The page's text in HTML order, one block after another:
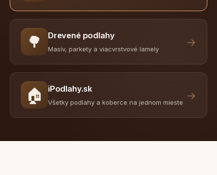
🌳 Drevené podlahy
Masív, parkety a viacvrstvové lamely
→
🏠 iPodlahy.sk
Všetky podlahy a koberce na jednom mieste
→